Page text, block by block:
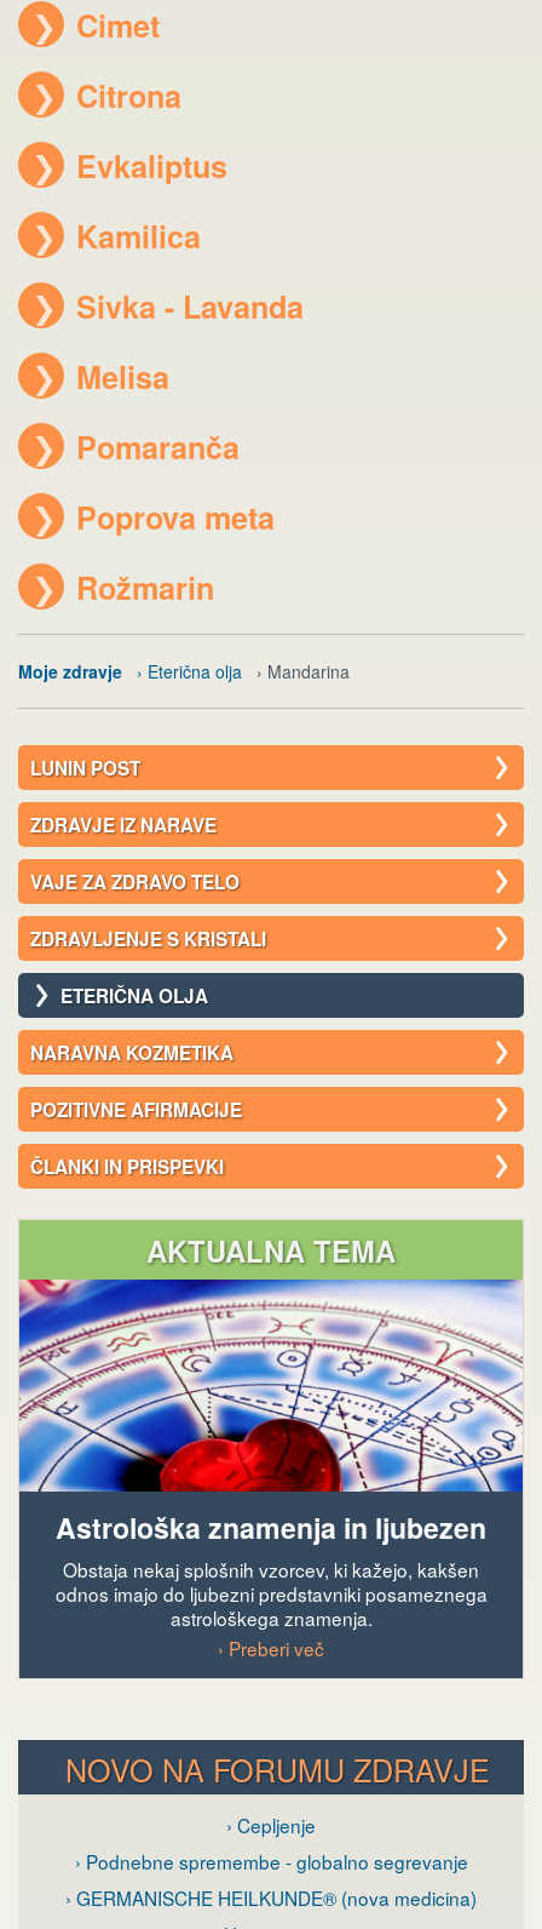
❯ Cimet
❯ Citrona
❯ Evkaliptus
❯ Kamilica
❯ Sivka - Lavanda
❯ Melisa
❯ Pomaranča
❯ Poprova meta
❯ Rožmarin
Moje zdravje › Eterična olja › Mandarina
LUNIN POST
ZDRAVJE IZ NARAVE
VAJE ZA ZDRAVO TELO
ZDRAVLJENJE S KRISTALI
ETERIČNA OLJA
NARAVNA KOZMETIKA
POZITIVNE AFIRMACIJE
ČLANKI IN PRISPEVKI
AKTUALNA TEMA
Astrološka znamenja in ljubezen
Obstaja nekaj splošnih vzorcev, ki kažejo, kakšen
odnos imajo do ljubezni predstavniki posameznega
astrološkega znamenja.
› Preberi več
NOVO NA FORUMU ZDRAVJE
› Cepljenje
› Podnebne spremembe - globalno segrevanje
› GERMANISCHE HEILKUNDE® (nova medicina)